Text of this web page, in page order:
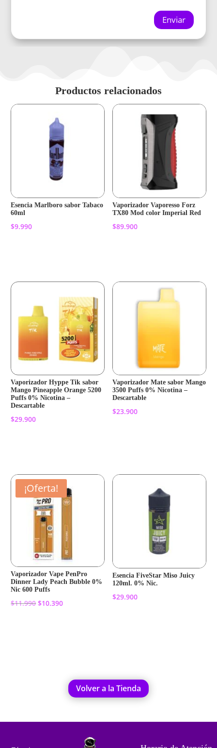
Enviar
Productos relacionados
Esencia Marlboro sabor Tabaco
60ml
$9.990
Vaporizador Vaporesso Forz
TX80 Mod color Imperial Red
$89.900
Vaporizador Hyppe Tik sabor
Mango Pineapple Orange 5200
Puffs 0% Nicotina –
Descartable
$29.900
Vaporizador Mate sabor Mango
3500 Puffs 0% Nicotina –
Descartable
$23.900
¡Oferta!
Vaporizador Vape PenPro
Dinner Lady Peach Bubble 0%
Nic 600 Puffs
$11.990El
$10.390El
Esencia FiveStar Miso Juicy
120ml. 0% Nic.
$29.900
Volver a la Tienda